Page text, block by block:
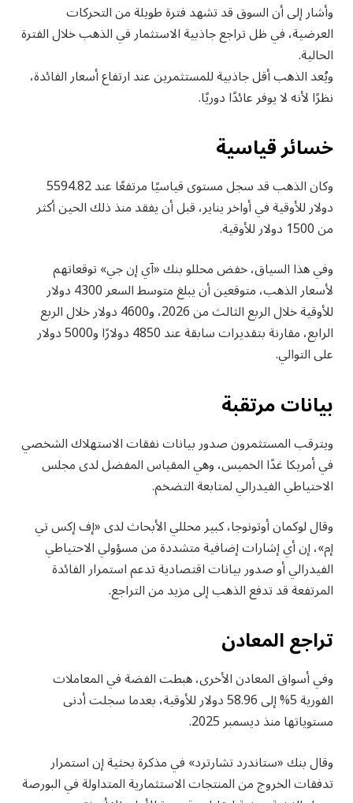
وأشار إلى أن السوق قد تشهد فترة طويلة من التحركات
العرضية، في ظل تراجع جاذبية الاستثمار في الذهب خلال الفترة
الحالية.
ويُعد الذهب أقل جاذبية للمستثمرين عند ارتفاع أسعار الفائدة،
نظرًا لأنه لا يوفر عائدًا دوريًا.
خسائر قياسية
وكان الذهب قد سجل مستوى قياسيًا مرتفعًا عند 5594.82
دولار للأوقية في أواخر يناير، قبل أن يفقد منذ ذلك الحين أكثر
من 1500 دولار للأوقية.
وفي هذا السياق، خفض محللو بنك «آي إن جي» توقعاتهم
لأسعار الذهب، متوقعين أن يبلغ متوسط السعر 4300 دولار
للأوقية خلال الربع الثالث من 2026، و4600 دولار خلال الربع
الرابع، مقارنة بتقديرات سابقة عند 4850 دولارًا و5000 دولار
على التوالي.
بيانات مرتقبة
ويترقب المستثمرون صدور بيانات نفقات الاستهلاك الشخصي
في أمريكا غدًا الخميس، وهي المقياس المفضل لدى مجلس
الاحتياطي الفيدرالي لمتابعة التضخم.
وقال لوكمان أوتونوجا، كبير محللي الأبحاث لدى «إف إكس تي
إم»، إن أي إشارات إضافية متشددة من مسؤولي الاحتياطي
الفيدرالي أو صدور بيانات اقتصادية تدعم استمرار الفائدة
المرتفعة قد تدفع الذهب إلى مزيد من التراجع.
تراجع المعادن
وفي أسواق المعادن الأخرى، هبطت الفضة في المعاملات
الفورية 5% إلى 58.96 دولار للأوقية، بعدما سجلت أدنى
مستوياتها منذ ديسمبر 2025.
وقال بنك «ستاندرد تشارترد» في مذكرة بحثية إن استمرار
تدفقات الخروج من المنتجات الاستثمارية المتداولة في البورصة